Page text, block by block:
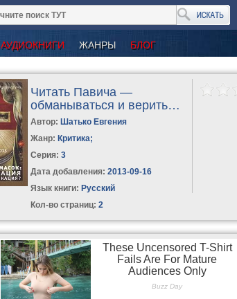
АУДИОКНИГИ ЖАНРЫ БЛОГ
Читать Павича —
обманываться и верить…
Автор: Шатько Евгения
Жанр: Критика;
Серия:3
Дата добавления: 2013-09-16
Язык книги: Русский
Кол-во страниц: 2